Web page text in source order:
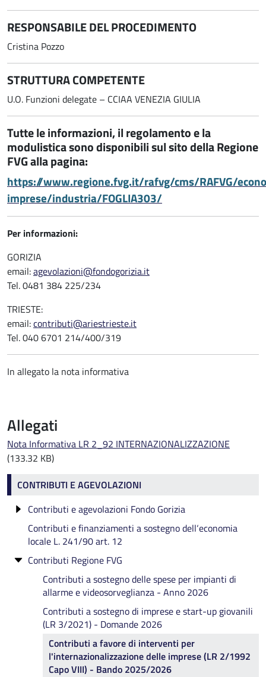
RESPONSABILE DEL PROCEDIMENTO
Cristina Pozzo
STRUTTURA COMPETENTE
U.O. Funzioni delegate – CCIAA VENEZIA GIULIA
Tutte le informazioni, il regolamento e la
modulistica sono disponibili sul sito della Regione
FVG alla pagina:
https://www.regione.fvg.it/rafvg/cms/RAFVG/
imprese/industria/FOGLIA303/
Per informazioni:
GORIZIA
email:agevolazioni@fondogorizia.it
Tel. 0481 384 225/234
TRIESTE:
email:contributi@ariestrieste.it
Tel. 040 6701 214/400/319
In allegato la nota informativa
Allegati
Nota Informativa LR 2_92 INTERNAZIONALIZZAZIONE
(133.32 KB)
Contributi e agevolazioni
CONTRIBUTI E AGEVOLAZIONI
Contributi e agevolazioni Fondo Gorizia
CONTRIBUTI A REALTÀ SOCIO-ECONOMICHE -
INTERVENTI PER LA PROMOZIONE
DELL'ECONOMIA DELLA PROVINCIA 2025
CONTRIBUTI A REALTÀ SOCIO-ECONOMICHE -
INTERVENTI PER LA REALIZZAZIONE DI
INFRASTRUTTURE PUBBLICHE 2025
CONTRIBUTI PER INIZIATIVE REALIZZATE DAI
PRINCIPALI COMUNI TURISTICI 2025
Contributi e finanziamenti a sostegno dell‘economia
locale L. 241/90 art. 12
Contributi Regione FVG
Contributi a sostegno delle spese per impianti di
allarme e videosorveglianza - Anno 2026
Contributi a sostegno di imprese e start-up giovanili
(LR 3/2021) - Domande 2026
Contributi a favore di interventi per
l'internazionalizzazione delle imprese (LR 2/1992
Capo VIII) - Bando 2025/2026